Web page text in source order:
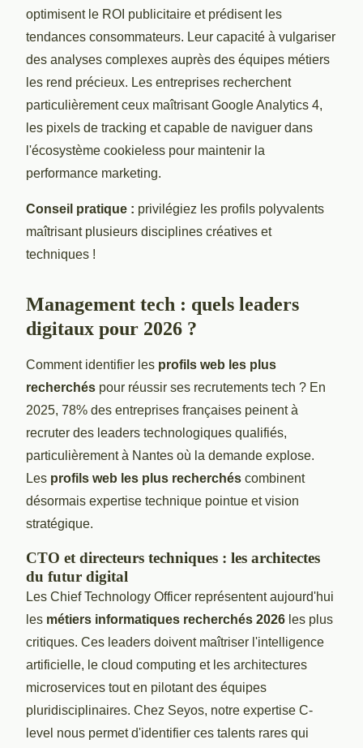
optimisent le ROI publicitaire et prédisent les
tendances consommateurs. Leur capacité à vulgariser
des analyses complexes auprès des équipes métiers
les rend précieux. Les entreprises recherchent
particulièrement ceux maîtrisant Google Analytics 4,
les pixels de tracking et capable de naviguer dans
l'écosystème cookieless pour maintenir la
performance marketing.
Conseil pratique : privilégiez les profils polyvalents
maîtrisant plusieurs disciplines créatives et
techniques !
Management tech : quels leaders
digitaux pour 2026 ?
Comment identifier les profils web les plus
recherchés pour réussir ses recrutements tech ? En
2025, 78% des entreprises françaises peinent à
recruter des leaders technologiques qualifiés,
particulièrement à Nantes où la demande explose.
Les profils web les plus recherchés combinent
désormais expertise technique pointue et vision
stratégique.
CTO et directeurs techniques : les architectes
du futur digital
Les Chief Technology Officer représentent aujourd'hui
les métiers informatiques recherchés 2026 les plus
critiques. Ces leaders doivent maîtriser l'intelligence
artificielle, le cloud computing et les architectures
microservices tout en pilotant des équipes
pluridisciplinaires. Chez Seyos, notre expertise C-
level nous permet d'identifier ces talents rares qui